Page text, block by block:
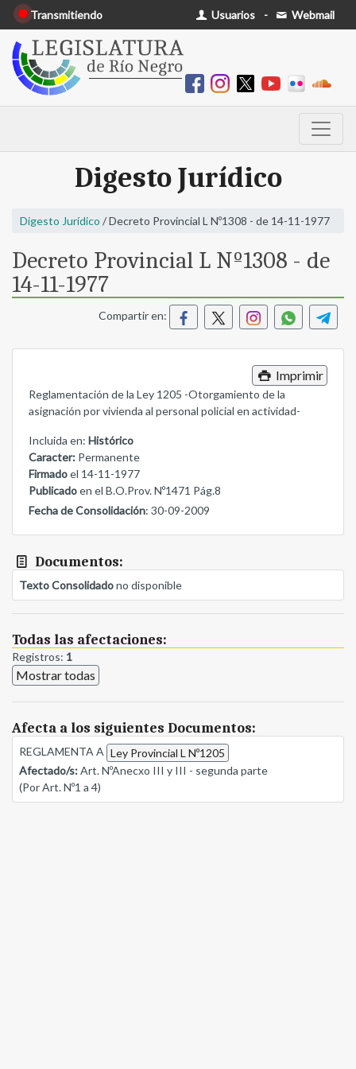
Transmitiendo Usuarios - Webmail
Digesto Jurídico
Digesto Jurídico / Decreto Provincial L Nº1308 - de 14-11-1977
Decreto Provincial L Nº1308 - de
14-11-1977
Compartir en:
Imprimir
Reglamentación de la Ley 1205 -Otorgamiento de la
asignación por vivienda al personal policial en actividad-
Incluida en: Histórico
Caracter: Permanente
Firmadoel 14-11-1977
Publicadoen el B.O.Prov. Nº1471 Pág.8
Fecha de Consolidación: 30-09-2009
Documentos:
Texto Consolidadono disponible
Todas las afectaciones:
Registros: 1
Mostrar todas
Afecta a los siguientes Documentos:
REGLAMENTA A Ley Provincial L Nº1205
Afectado/s:Art. NºAnecxo III y III - segunda parte
(Por Art. Nº1 a 4)